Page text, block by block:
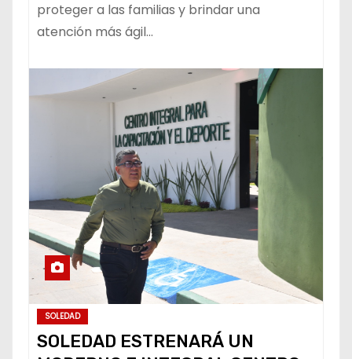
proteger a las familias y brindar una
atención más ágil…
SOLEDAD
SOLEDAD ESTRENARÁ UN